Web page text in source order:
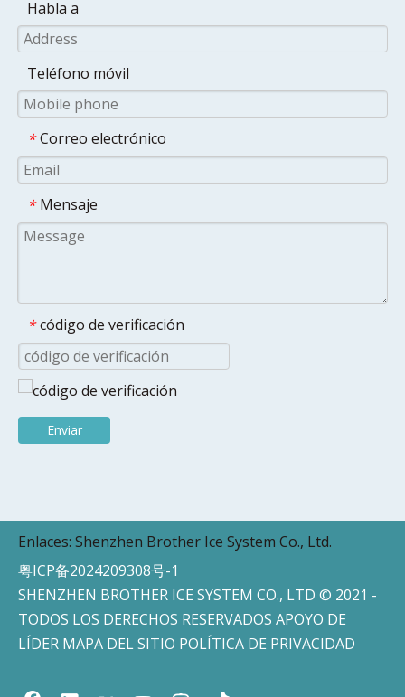
Habla a
Teléfono móvil
* Correo electrónico
* Mensaje
* código de verificación
Enviar
Enlaces: Shenzhen Brother Ice System Co., Ltd.
粤ICP备2024209308号-1
SHENZHEN BROTHER ICE SYSTEM CO., LTD © 2021 -
TODOS LOS DERECHOS RESERVADOS APOYO DE
LÍDER MAPA DEL SITIO POLÍTICA DE PRIVACIDAD